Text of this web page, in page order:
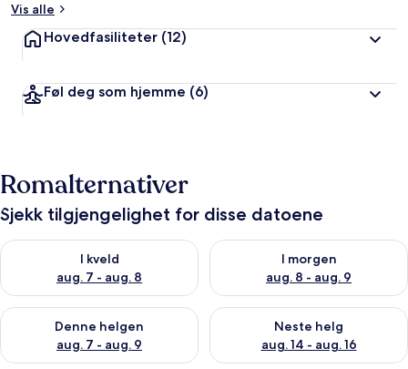
Vis alle
Hovedfasiliteter (12)
Føl deg som hjemme (6)
Romalternativer
Sjekk tilgjengelighet for disse datoene
I kveld
aug. 7 - aug. 8
Sjekk tilgjengelighet for i kveld, aug. 7 - aug. 8
I morgen
aug. 8 - aug. 9
Sjekk tilgjengelighet for i
Denne helgen
aug. 7 - aug. 9
Sjekk tilgjengelighet for denne helgen, aug. 7 - aug. 9
Neste helg
aug. 14 - aug. 16
Sjekk tilgjengelighet for neste